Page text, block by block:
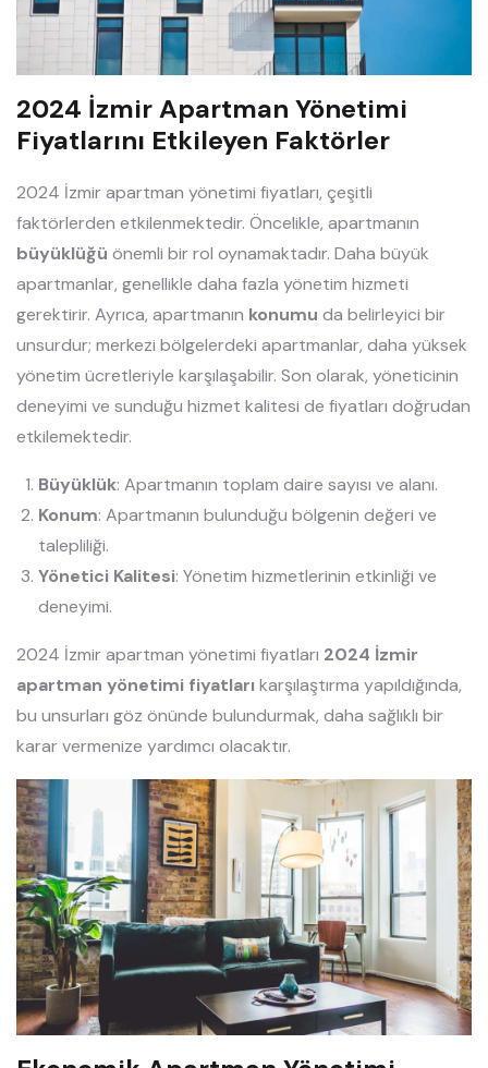
2024 İzmir Apartman Yönetimi
Fiyatlarını Etkileyen Faktörler
2024 İzmir apartman yönetimi fiyatları, çeşitli
faktörlerden etkilenmektedir. Öncelikle, apartmanın
büyüklüğü önemli bir rol oynamaktadır. Daha büyük
apartmanlar, genellikle daha fazla yönetim hizmeti
gerektirir. Ayrıca, apartmanın konumu da belirleyici bir
unsurdur; merkezi bölgelerdeki apartmanlar, daha yüksek
yönetim ücretleriyle karşılaşabilir. Son olarak, yöneticinin
deneyimi ve sunduğu hizmet kalitesi de fiyatları doğrudan
etkilemektedir.
Büyüklük: Apartmanın toplam daire sayısı ve alanı.
Konum: Apartmanın bulunduğu bölgenin değeri ve
talepliliği.
Yönetici Kalitesi: Yönetim hizmetlerinin etkinliği ve
deneyimi.
2024 İzmir apartman yönetimi fiyatları 2024 İzmir
apartman yönetimi fiyatlarıkarşılaştırma yapıldığında,
bu unsurları göz önünde bulundurmak, daha sağlıklı bir
karar vermenize yardımcı olacaktır.